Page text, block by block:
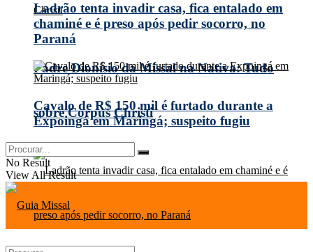
Padre Dionísio da Missal na Nativa: Tudo
sobre Corpus Christi
Ladrão tenta invadir casa, fica entalado em
chaminé e é preso após pedir socorro, no
Paraná
Cavalo de R$ 150 mil é furtado durante a
Expoingá em Maringá; suspeito fugiu
No Result
View All Result